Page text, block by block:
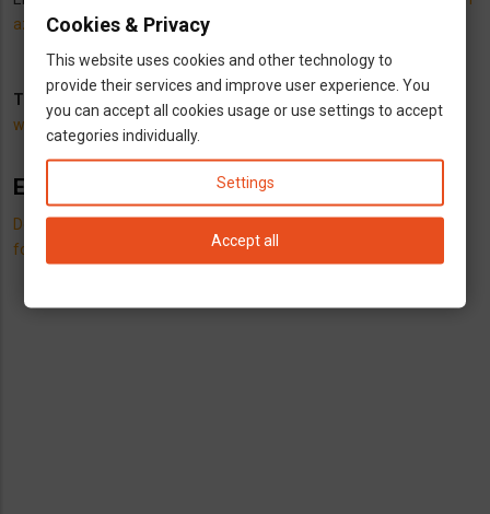
az oldalon .
További infók itt:
www.rundfunkbeitrag.de
Ez is érdekelhet:
Döntés született a közszolgálati Rádió és TV adó szintjéről. Ennyit
fogunk a jövöben fizetni.
Cookies & Privacy
This website uses cookies and other technology to
provide their services and improve user experience. You
you can accept all cookies usage or use settings to accept
categories individually.
Settings
Accept all